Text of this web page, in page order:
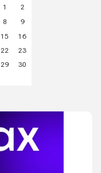
1
2
8
9
15
16
22
23
29
30